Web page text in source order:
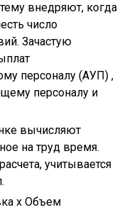
внедряют, когда
число
Зачастую
персоналу (АУП) ,
персоналу и
вычисляют
на труд время.
учитывается
х Объем